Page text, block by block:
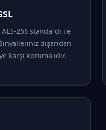
256 standardı ile
dışarıdan
karşı korumalıdır.